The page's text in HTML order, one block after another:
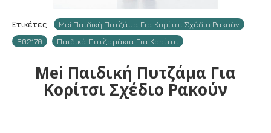
Ετικέτες:
Mei Παιδική Πυτζάμα Για Κορίτσι Σχέδιο Ρακούν
602170
Παιδικά Πυτζαμάκια Για Κορίτσι
Mei Παιδική Πυτζάμα Για
Κορίτσι Σχέδιο Ρακούν